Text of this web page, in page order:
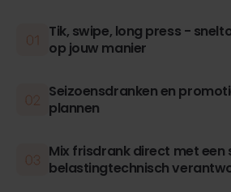
Tik, swipe, long press -
op jouw manier
Seizoensdranken en
plannen
Mix frisdrank direct met een
belastingtechnisch